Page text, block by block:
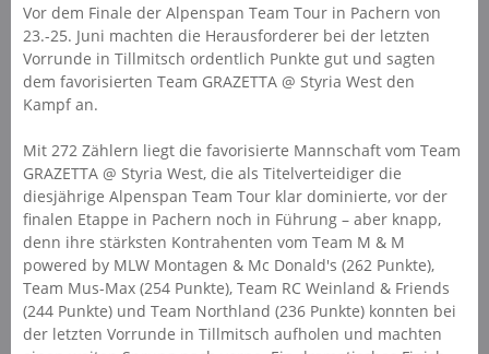
Vor dem Finale der Alpenspan Team Tour in Pachern von
23.-25. Juni machten die Herausforderer bei der letzten
Vorrunde in Tillmitsch ordentlich Punkte gut und sagten
dem favorisierten Team GRAZETTA @ Styria West den
Kampf an.
Mit 272 Zählern liegt die favorisierte Mannschaft vom Team
GRAZETTA @ Styria West, die als Titelverteidiger die
diesjährige Alpenspan Team Tour klar dominierte, vor der
finalen Etappe in Pachern noch in Führung – aber knapp,
denn ihre stärksten Kontrahenten vom Team M & M
powered by MLW Montagen & Mc Donald's (262 Punkte),
Team Mus-Max (254 Punkte), Team RC Weinland & Friends
(244 Punkte) und Team Northland (236 Punkte) konnten bei
der letzten Vorrunde in Tillmitsch aufholen und machten